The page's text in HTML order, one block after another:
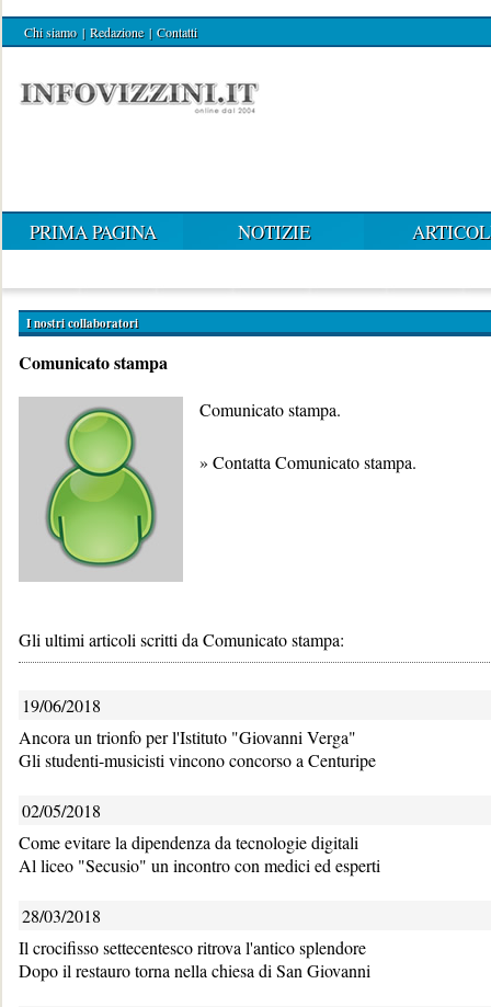
Chi siamo | Redazione | Contatti
PRIMA PAGINA NOTIZIE
I nostri collaboratori
Comunicato stampa
Comunicato stampa.
» Contatta Comunicato stampa.
Gli ultimi articoli scritti da Comunicato stampa:
19/06/2018
Ancora un trionfo per l'Istituto "Giovanni Verga"
Gli studenti-musicisti vincono concorso a Centuripe
02/05/2018
Come evitare la dipendenza da tecnologie digitali
Al liceo "Secusio" un incontro con medici ed esperti
28/03/2018
Il crocifisso settecentesco ritrova l'antico splendore
Dopo il restauro torna nella chiesa di San Giovanni